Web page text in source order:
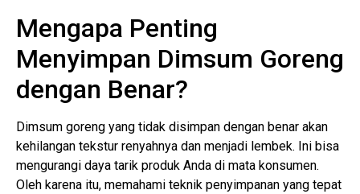
Mengapa Penting
Menyimpan Dimsum Goreng
dengan Benar?
Dimsum goreng yang tidak disimpan dengan benar akan
kehilangan tekstur renyahnya dan menjadi lembek. Ini bisa
mengurangi daya tarik produk Anda di mata konsumen.
Oleh karena itu, memahami teknik penyimpanan yang tepat